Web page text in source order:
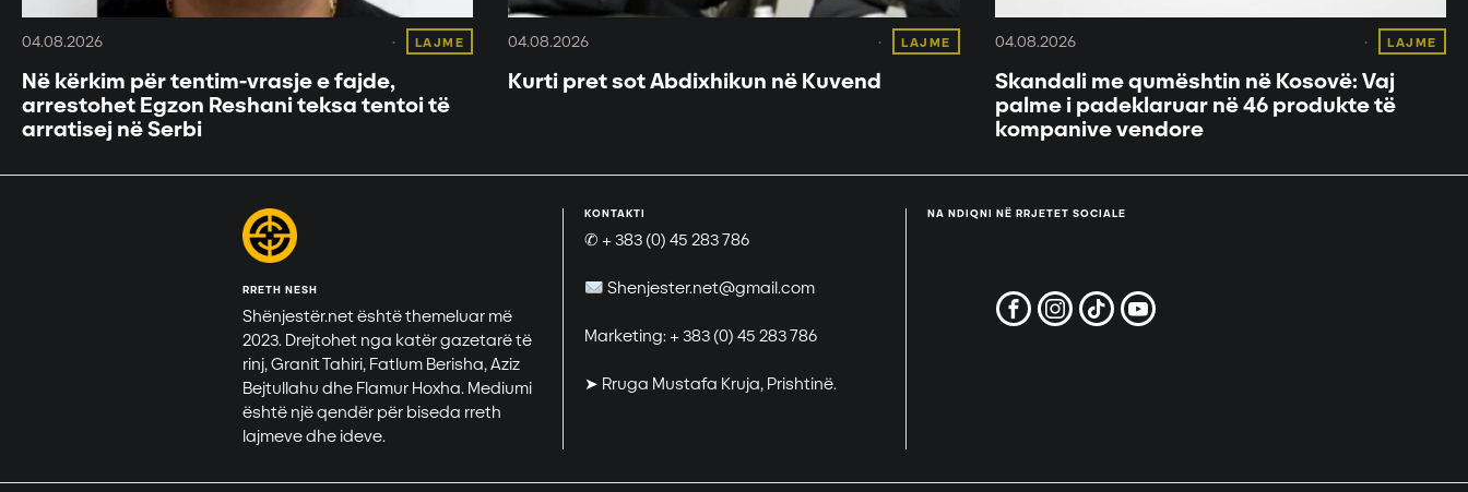
04.08.2026 LAJME
Në kërkim për tentim-vrasje e fajde,
arrestohet Egzon Reshani teksa tentoi të
arratisej në Serbi
04.08.2026 LAJME
Kurti pret sot Abdixhikun në Kuvend
04.08.2026 LAJME
Skandali me qumështin në Kosovë: Vaj
palme i padeklaruar në 46 produkte të
kompanive vendore
RRETH NESH
Shënjestër.net është themeluar më
2023. Drejtohet nga katër gazetarë të
rinj, Granit Tahiri, Fatlum Berisha, Aziz
Bejtullahu dhe Flamur Hoxha. Mediumi
është një qendër për biseda rreth
lajmeve dhe ideve.
KONTAKTI
✆ + 383 (0) 45 283 786
Shenjester.net@gmail.com
Marketing: + 383 (0) 45 283 786
➤ Rruga Mustafa Kruja, Prishtinë.
NA NDIQNI NË RRJETET SOCIALE